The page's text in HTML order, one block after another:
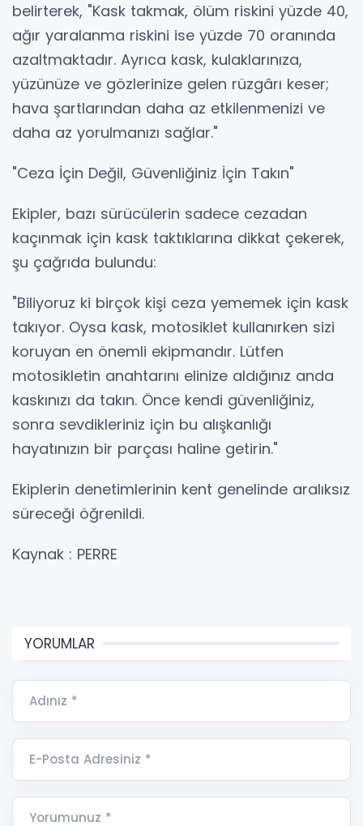
belirterek, "Kask takmak, ölüm riskini yüzde 40,
ağır yaralanma riskini ise yüzde 70 oranında
azaltmaktadır. Ayrıca kask, kulaklarınıza,
yüzünüze ve gözlerinize gelen rüzgârı keser;
hava şartlarından daha az etkilenmenizi ve
daha az yorulmanızı sağlar."
"Ceza İçin Değil, Güvenliğiniz İçin Takın"
Ekipler, bazı sürücülerin sadece cezadan
kaçınmak için kask taktıklarına dikkat çekerek,
şu çağrıda bulundu:
"Biliyoruz ki birçok kişi ceza yememek için kask
takıyor. Oysa kask, motosiklet kullanırken sizi
koruyan en önemli ekipmandır. Lütfen
motosikletin anahtarını elinize aldığınız anda
kaskınızı da takın. Önce kendi güvenliğiniz,
sonra sevdikleriniz için bu alışkanlığı
hayatınızın bir parçası haline getirin."
Ekiplerin denetimlerinin kent genelinde aralıksız
süreceği öğrenildi.
Kaynak : PERRE
YORUMLAR
Adınız *
E-Posta Adresiniz *
Yorumunuz *